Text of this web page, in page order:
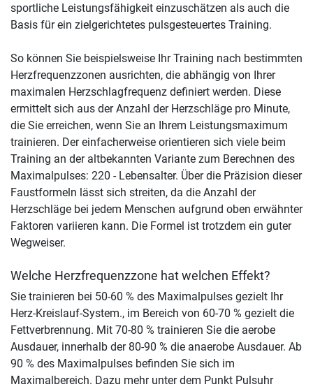
sportliche Leistungsfähigkeit einzuschätzen als auch die
Basis für ein zielgerichtetes pulsgesteuertes Training.
So können Sie beispielsweise Ihr Training nach bestimmten
Herzfrequenzzonen ausrichten, die abhängig von Ihrer
maximalen Herzschlagfrequenz definiert werden. Diese
ermittelt sich aus der Anzahl der Herzschläge pro Minute,
die Sie erreichen, wenn Sie an Ihrem Leistungsmaximum
trainieren. Der einfacherweise orientieren sich viele beim
Training an der altbekannten Variante zum Berechnen des
Maximalpulses: 220 - Lebensalter. Über die Präzision dieser
Faustformeln lässt sich streiten, da die Anzahl der
Herzschläge bei jedem Menschen aufgrund oben erwähnter
Faktoren variieren kann. Die Formel ist trotzdem ein guter
Wegweiser.
Welche Herzfrequenzzone hat welchen Effekt?
Sie trainieren bei 50-60 % des Maximalpulses gezielt Ihr
Herz-Kreislauf-System., im Bereich von 60-70 % gezielt die
Fettverbrennung. Mit 70-80 % trainieren Sie die aerobe
Ausdauer, innerhalb der 80-90 % die anaerobe Ausdauer. Ab
90 % des Maximalpulses befinden Sie sich im
Maximalbereich. Dazu mehr unter dem Punkt Pulsuhr